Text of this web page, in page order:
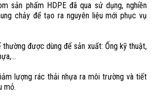
sản phẩm HDPE đã qua sử dụng, nghiền
chảy để tạo ra nguyên liệu mới phục vụ
thường được dùng để sản xuất: Ống kỹ thuật,
lượng rác thải nhựa ra môi trường và tiết
mỏ.